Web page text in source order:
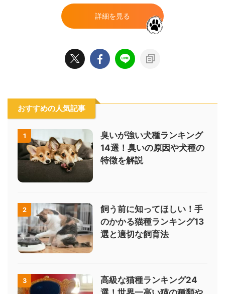
詳細を見る
おすすめの人気記事
1
臭いが強い犬種ランキング
14選！臭いの原因や犬種の
特徴を解説
2
飼う前に知ってほしい！手
のかかる猫種ランキング13
選と適切な飼育法
3
高級な猫種ランキング24